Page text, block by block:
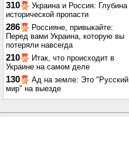
310
Украина и Россия: Глубина
исторической пропасти
286
Россияне, привыкайте:
Перед вами Украина, которую вы
потеряли навсегда
210
Итак, что происходит в
Украине на самом деле
130
Ад на земле: Это "Русский
мир" на выезде